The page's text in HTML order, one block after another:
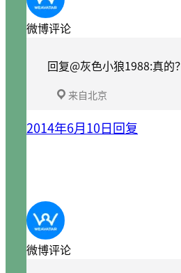
微博评论
回复@灰色小狼1988:真的？
来自北京
2014年6月10日回复
微博评论